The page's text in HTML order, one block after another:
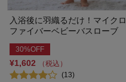
入浴後に羽織るだけ！マイクロ
ファイバーベビーバスローブ
30%OFF
¥1,602
（税込）
(13)